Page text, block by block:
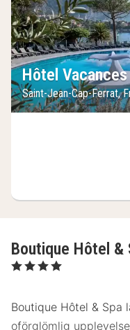
Hôtel
Saint-Jean-Cap-Ferrat,
Boutique Hôtel &
, 4 Stjärnor
Boutique Hôtel & Spa
oförglömlig